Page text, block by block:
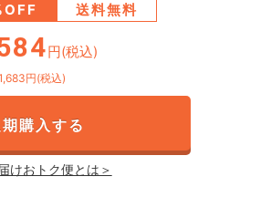
送料無料
円(税込)
円(税込)
購入する
けおトク便とは＞